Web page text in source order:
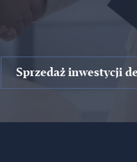
Sprzedaż inwestycji